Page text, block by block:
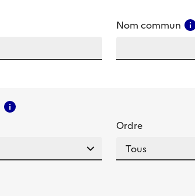
Nom commun
Ordre